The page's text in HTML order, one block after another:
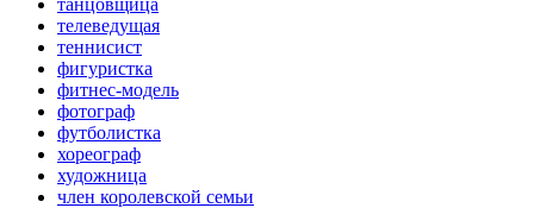
телеведущая
теннисист
фигуристка
фитнес-модель
фотограф
футболистка
хореограф
художница
член королевской семьи